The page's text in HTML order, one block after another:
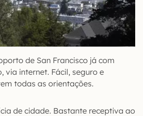
de San Francisco já com
via internet. Fácil, seguro e
todas as orientações.
de cidade. Bastante receptiva ao